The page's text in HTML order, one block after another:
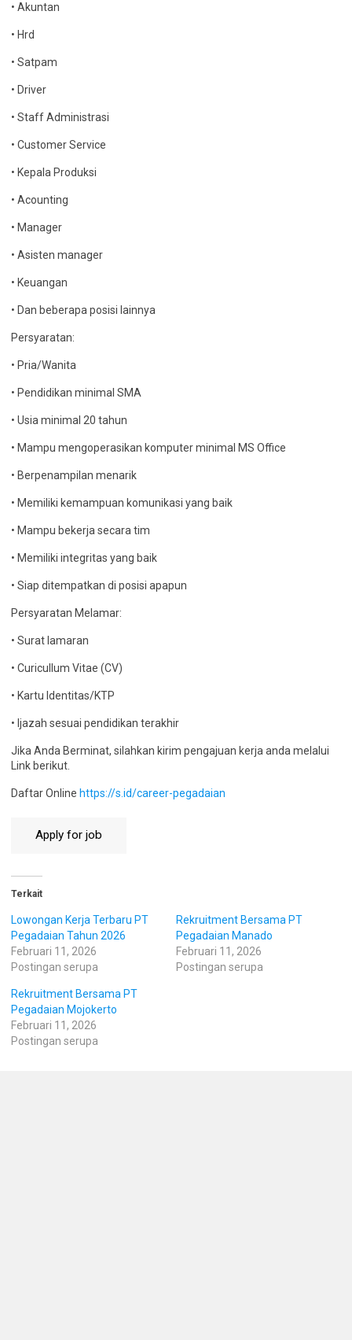
• Akuntan
• Hrd
• Satpam
• Driver
• Staff Administrasi
• Customer Service
• Kepala Produksi
• Acounting
• Manager
• Asisten manager
• Keuangan
• Dan beberapa posisi lainnya
Persyaratan:
• Pria/Wanita
• Pendidikan minimal SMA
• Usia minimal 20 tahun
• Mampu mengoperasikan komputer minimal MS Office
• Berpenampilan menarik
• Memiliki kemampuan komunikasi yang baik
• Mampu bekerja secara tim
• Memiliki integritas yang baik
• Siap ditempatkan di posisi apapun
Persyaratan Melamar:
• Surat lamaran
• Curicullum Vitae (CV)
• Kartu Identitas/KTP
• Ijazah sesuai pendidikan terakhir
Jika Anda Berminat, silahkan kirim pengajuan kerja anda melalui
Link berikut.
Daftar Online https://s.id/career-pegadaian
Terkait
Lowongan Kerja Terbaru PT
Pegadaian Tahun 2026
Februari 11, 2026
Postingan serupa
Rekruitment Bersama PT
Pegadaian Manado
Februari 11, 2026
Postingan serupa
Rekruitment Bersama PT
Pegadaian Mojokerto
Februari 11, 2026
Postingan serupa